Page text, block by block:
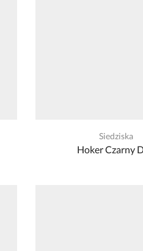
Siedziska
Hoker Czarny